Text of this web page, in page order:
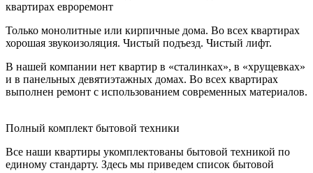
квартирах евроремонт
Только монолитные или кирпичные дома. Во всех квартирах
хорошая звукоизоляция. Чистый подъезд. Чистый лифт.
В нашей компании нет квартир в «сталинках», в «хрущевках»
и в панельных девятиэтажных домах. Во всех квартирах
выполнен ремонт с использованием современных материалов.
Полный комплект бытовой техники
Все наши квартиры укомплектованы бытовой техникой по
единому стандарту. Здесь мы приведем список бытовой